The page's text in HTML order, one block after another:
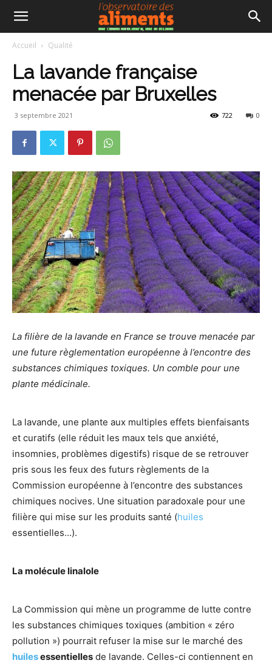
Accueil Qualité
La lavande française
menacée par Bruxelles
3 septembre 2021 0
722
La filière de la lavande en France se trouve menacée par
une future règlementation européenne à l’encontre des
substances chimiques toxiques. Un comble pour une
plante médicinale.
La lavande, une plante aux multiples effets bienfaisants
et curatifs (elle réduit les maux tels que anxiété,
insomnies, problèmes digestifs) risque de se retrouver
pris sous les feux des futurs règlements de la
Commission européenne à l’encontre des substances
chimiques nocives. Une situation paradoxale pour une
filière qui mise sur les produits santé (huiles
essentielles…).
La molécule linalole
La Commission qui mène un programme de lutte contre
les substances chimiques toxiques (ambition « zéro
pollution ») pourrait refuser la mise sur le marché des
huilesessentielles de lavande. Celles-ci contiennent en